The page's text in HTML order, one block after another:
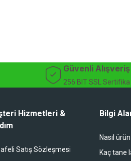
Güvenli Alışveriş
256 BIT SSL Sertifika
Hizmetleri &
Satış Sözleşmesi
Bilgi
Nasıl
Kaç tane